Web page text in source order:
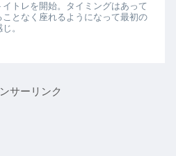
トレを開始。タイミングはあって
となく座れるようになって最初の
。
サーリンク